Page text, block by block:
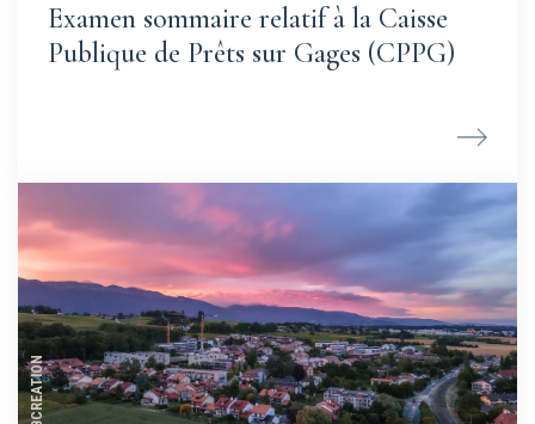
Examen sommaire relatif à la Caisse
Publique de Prêts sur Gages (CPPG)
©ABCREATION